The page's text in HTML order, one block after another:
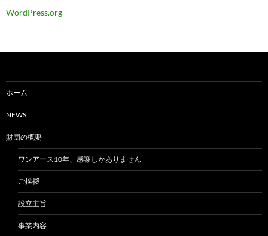
WordPress.org
ホーム
NEWS
財団の概要
ワンアース10年、感謝しかありません
ご挨拶
設立主旨
事業内容